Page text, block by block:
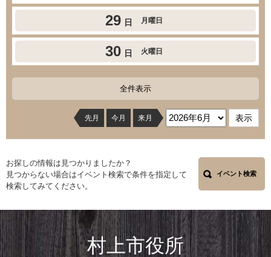
29 日 月曜日
30 日 火曜日
全件表示
先月 今月 来月
お探しの情報は見つかりましたか？
見つからない場合はイベント検索で条件を指定して
検索してみてください。
イベント検索
村上市役所